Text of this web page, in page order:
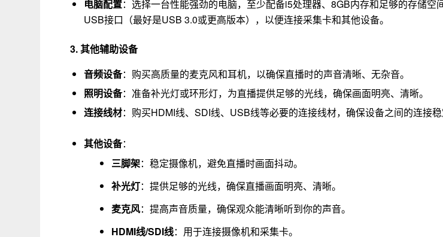
电脑配置：选择一台性能强劲的电脑，至少配备i5处理器、8GB内存和足够的存储空
USB接口（最好是USB 3.0或更高版本），以便连接采集卡和其他设备。
3. 其他辅助设备
音频设备：购买高质量的麦克风和耳机，以确保直播时的声音清晰、无杂音。
照明设备：准备补光灯或环形灯，为直播提供足够的光线，确保画面明亮、清晰。
连接线材：购买HDMI线、SDI线、USB线等必要的连接线材，确保设备之间的连接稳
其他设备：
三脚架：稳定摄像机，避免直播时画面抖动。
补光灯：提供足够的光线，确保直播画面明亮、清晰。
麦克风：提高声音质量，确保观众能清晰听到你的声音。
HDMI线/SDI线：用于连接摄像机和采集卡。